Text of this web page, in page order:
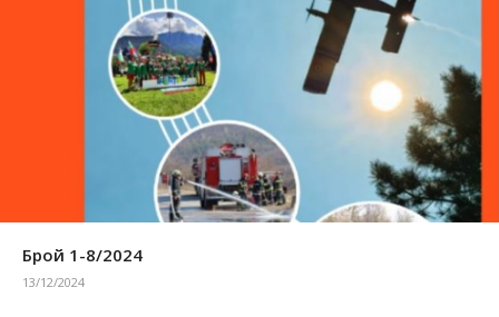
Брой 1-8/2024
13/12/2024